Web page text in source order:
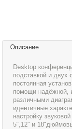
Описание
Desktop
подставкой и двух
постоянная
помощи надёжной,
различными
идентичные
настройку
5",12" и